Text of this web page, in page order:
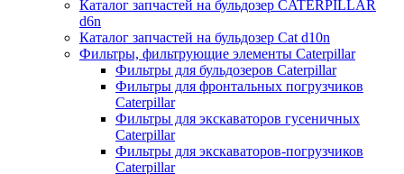
Каталог запчастей на бульдозер CATERPILLAR
d6n
Каталог запчастей на бульдозер Сat d10n
Фильтры, фильтрующие элементы Caterpillar
Фильтры для бульдозеров Caterpillar
Фильтры для фронтальных погрузчиков
Caterpillar
Фильтры для экскаваторов гусеничных
Caterpillar
Фильтры для экскаваторов-погрузчиков
Caterpillar